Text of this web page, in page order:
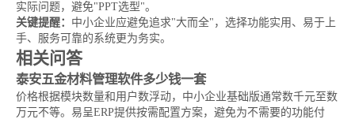
实际问题，避免"PPT选型"。
关键提醒： 中小企业应避免追求"大而全"，选择功能实用、易于上
手、服务可靠的系统更为务实。
相关问答
泰安五金材料管理软件多少钱一套
价格根据模块数量和用户数浮动，中小企业基础版通常数千元至数
万元不等。易呈ERP提供按需配置方案，避免为不需要的功能付